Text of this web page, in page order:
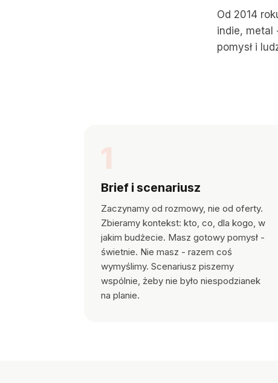
Od 2014
indie, metal
pomysł i
1
Brief i scenariusz
Zaczynamy od rozmowy, nie od oferty.
Zbieramy kontekst: kto, co, dla kogo, w
jakim budżecie. Masz gotowy pomysł -
świetnie. Nie masz - razem coś
wymyślimy. Scenariusz piszemy
wspólnie, żeby nie było niespodzianek
na planie.